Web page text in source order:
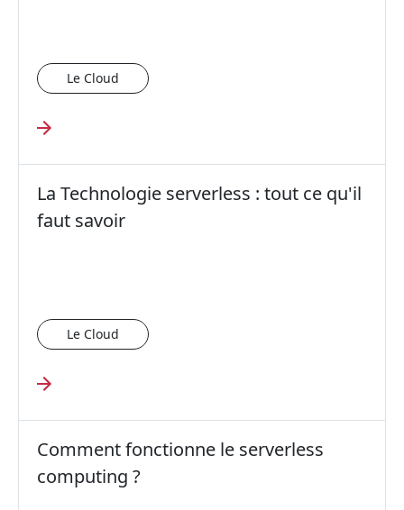
Le Cloud
La Technologie serverless : tout ce qu'il
faut savoir
Le Cloud
Comment fonctionne le serverless
computing ?